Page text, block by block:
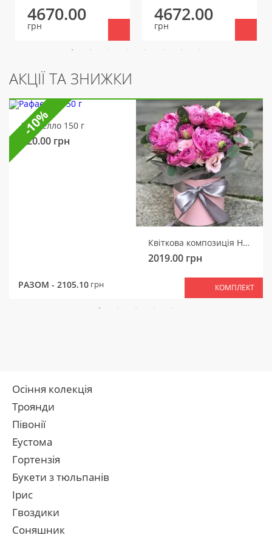
4670.00
грн
4672.00
грн
АКЦІЇ ТА ЗНИЖКИ
Рафаелло 150 г
320.00 грн
Квіткова композиція Ніжний мотив
2019.00 грн
РАЗОМ - 2105.10 грн КОМПЛЕКТ
-10%
Осіння колекція
Троянди
Півонії
Еустома
Гортензія
Букети з тюльпанів
Ірис
Гвоздики
Соняшник